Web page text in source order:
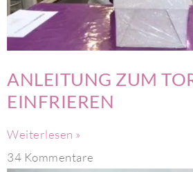
ANLEITUNG ZUM
EINFRIEREN
Weiterlesen »
34 Kommentare